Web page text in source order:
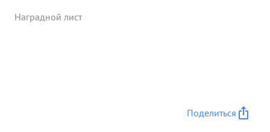
Медсанбат раненого советского парашютис та
проведена организованно и в срок без потерь. Во
Наградной лист
Поделиться